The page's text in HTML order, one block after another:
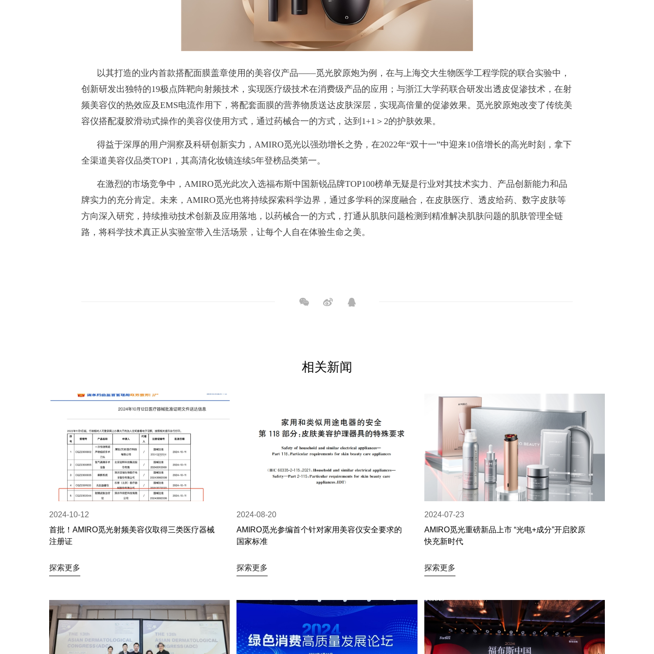
以其打造的业内首款搭配面膜盖章使用的美容仪产品——觅光胶原炮为例，在与上海交大生物医学工程学院的联合实验中，
创新研发出独特的19极点阵靶向射频技术，实现医疗级技术在消费级产品的应用；与浙江大学药联合研发出透皮促渗技术，在射
频美容仪的热效应及EMS电流作用下，将配套面膜的营养物质送达皮肤深层，实现高倍量的促渗效果。觅光胶原炮改变了传统美
容仪搭配凝胶滑动式操作的美容仪使用方式，通过药械合一的方式，达到1+1＞2的护肤效果。
得益于深厚的用户洞察及科研创新实力，AMIRO觅光以强劲增长之势，在2022年“双十一”中迎来10倍增长的高光时刻，拿下
全渠道美容仪品类TOP1，其高清化妆镜连续5年登榜品类第一。
在激烈的市场竞争中，AMIRO觅光此次入选福布斯中国新锐品牌TOP100榜单无疑是行业对其技术实力、产品创新能力和品
牌实力的充分肯定。未来，AMIRO觅光也将持续探索科学边界，通过多学科的深度融合，在皮肤医疗、透皮给药、数字皮肤等
方向深入研究，持续推动技术创新及应用落地，以药械合一的方式，打通从肌肤问题检测到精准解决肌肤问题的肌肤管理全链
路，将科学技术真正从实验室带入生活场景，让每个人自在体验生命之美。
相关新闻
2024-10-12
首批！AMIRO觅光射频美容仪取得三类医疗器械
注册证
探索更多
2024-08-20
AMIRO觅光参编首个针对家用美容仪安全要求的
国家标准
探索更多
2024-07-23
AMIRO觅光重磅新品上市 “光电+成分”开启胶原
快充新时代
探索更多